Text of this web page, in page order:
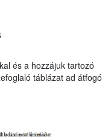
és a hozzájuk tartozó
táblázat ad átfogó